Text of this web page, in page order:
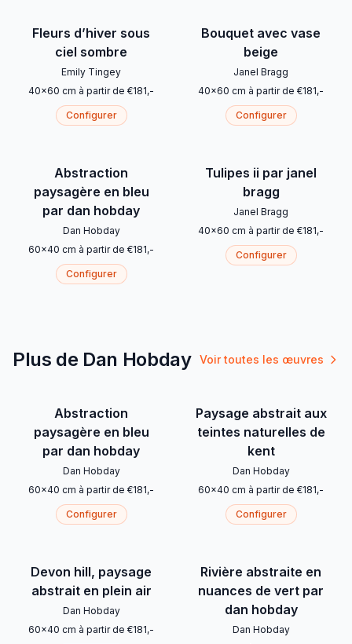
Fleurs d’hiver sous
ciel sombre
Emily Tingey
40x60 cm à partir de €181,-
Configurer
Bouquet avec vase
beige
Janel Bragg
40x60 cm à partir de €181,-
Configurer
Abstraction
paysagère en bleu
par dan hobday
Dan Hobday
60x40 cm à partir de €181,-
Configurer
Tulipes ii par janel
bragg
Janel Bragg
40x60 cm à partir de €181,-
Configurer
Plus de Dan Hobday Voir toutes les œuvres
Abstraction
paysagère en bleu
par dan hobday
Dan Hobday
60x40 cm à partir de €181,-
Configurer
Paysage abstrait aux
teintes naturelles de
kent
Dan Hobday
60x40 cm à partir de €181,-
Configurer
Devon hill, paysage
abstrait en plein air
Dan Hobday
60x40 cm à partir de €181,-
Rivière abstraite en
nuances de vert par
dan hobday
Dan Hobday